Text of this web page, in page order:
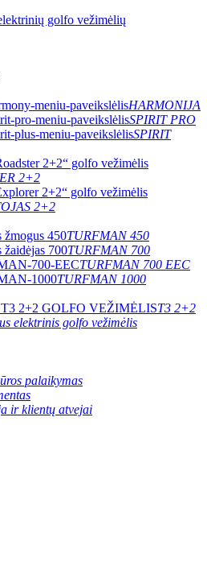
HARMONIJA
SPIRIT PRO
SPIRIT
2+2
2+2
TURFMAN 450
TURFMAN 700
TURFMAN 700 EEC
TURFMAN 1000
T3 2+2
elektrinis golfo vežimėlis
palaikymas
ir klientų atvejai